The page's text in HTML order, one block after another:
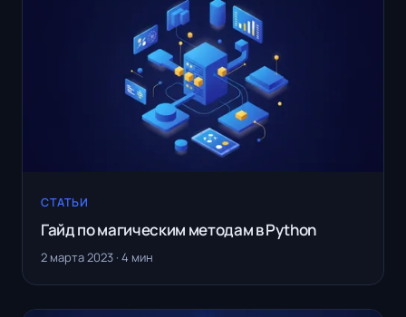
СТАТЬИ
Гайд по магическим методам в Python
2 марта 2023 · 4 мин